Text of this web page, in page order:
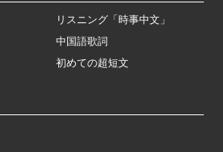
リスニング「時事中文」
中国語歌詞
初めての超短文